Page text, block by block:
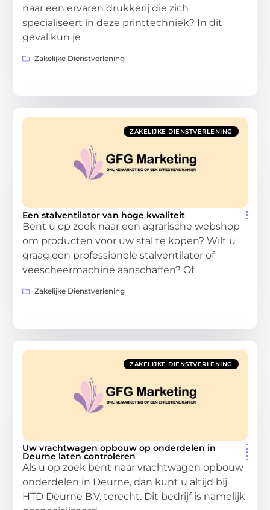
naar een ervaren drukkerij die zich
specialiseert in deze printtechniek? In dit
geval kun je
Zakelijke Dienstverlening
ZAKELIJKE DIENSTVERLENING
Een stalventilator van hoge kwaliteit
Bent u op zoek naar een agrarische webshop
om producten voor uw stal te kopen? Wilt u
graag een professionele stalventilator of
veescheermachine aanschaffen? Of
Zakelijke Dienstverlening
ZAKELIJKE DIENSTVERLENING
Uw vrachtwagen opbouw op onderdelen in
Deurne laten controleren
Als u op zoek bent naar vrachtwagen opbouw
onderdelen in Deurne, dan kunt u altijd bij
HTD Deurne B.V. terecht. Dit bedrijf is namelijk